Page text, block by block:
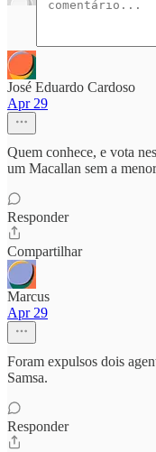
José Eduardo Cardoso
Apr 29
Quem conhece, e vota
um Macallan sem a
Responder
Compartilhar
Marcus
Apr 29
Foram expulsos dois
Samsa.
Responder